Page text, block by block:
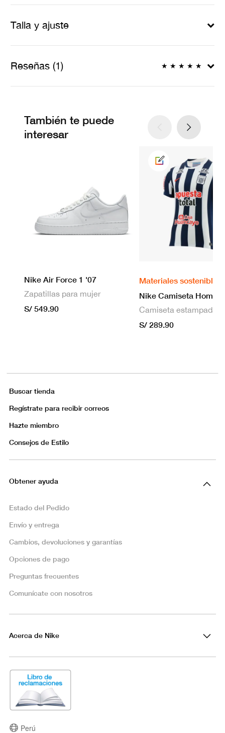
Talla y ajuste
Reseñas (1) ★ ★ ★ ★ ★
También te puede
interesar
Nike Air Force 1 '07
Zapatillas para mujer
S/ 549.90
Materiales sostenibles
S/ 289.90
Buscar tienda
Regístrate para recibir correos
Hazte miembro
Consejos de Estilo
Obtener ayuda
Estado del Pedido
Envío y entrega
Cambios, devoluciones y garantías
Opciones de pago
Preguntas frecuentes
Comunícate con nosotros
Acerca de Nike
Perú